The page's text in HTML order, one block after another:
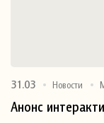
31.03 Новости
Анонс